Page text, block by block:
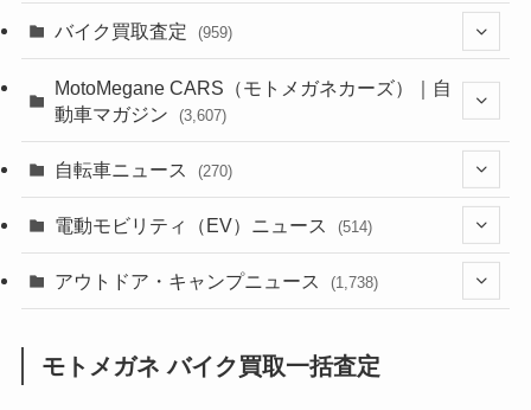
(44)
(1,243)
(639)
(118)
(60)
(31)
(252)
(38)
(24)
(249)
(64)
(306)
(6,957)
(2,473)
(249)
(1,226)
(12) (66)
(1,142)
バイク買取査定 (959)
(352)
MotoMegane CARS（モトメガネカーズ）｜自
動車マガジン
(3,607)
(186)
(137) (2,744)
自転車ニュース (270)
(54)
(211)
電動モビリティ（EV）ニュース (514)
(132)
(171)
アウトドア・キャンプニュース (1,738)
モトメガネ バイク買取一括査定